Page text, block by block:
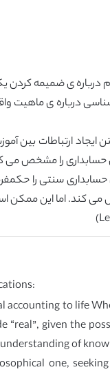
درباره ی ضمیمه کردن
درباره ی ماهیت
ارتباطات بین
حسابداری سنتی را
کند. اما این ممکن
accounting to life
“real”, given the
of
one,